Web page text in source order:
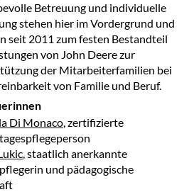
Betreuung und individuelle
stehen hier im Vordergrund und
seit 2011 zum festen Bestandteil
von John Deere zur
der Mitarbeiterfamilien bei
von Familie und Beruf.
Di Monaco, zertifizierte
, staatlich anerkannte
und pädagogische